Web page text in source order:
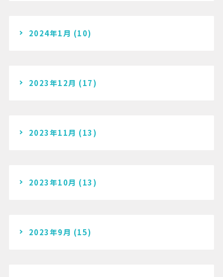
2024年1月 (10)
2023年12月 (17)
2023年11月 (13)
2023年10月 (13)
2023年9月 (15)